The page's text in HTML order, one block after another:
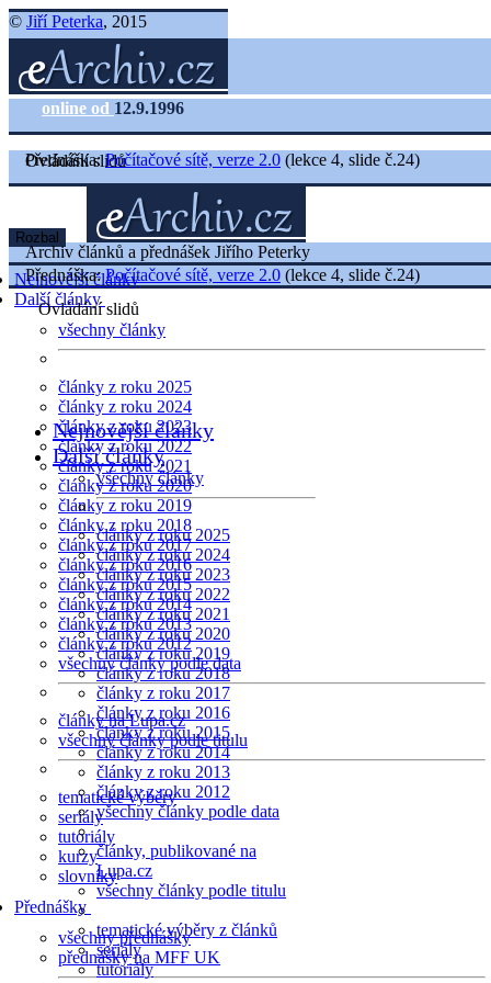
© Jiří Peterka, 2015
online od 12.9.1996
Ovládání slidů
Nejnovější články
Další články
všechny články
články z roku 2025
články z roku 2024
články z roku 2023
články z roku 2022
články z roku 2021
články z roku 2020
články z roku 2019
články z roku 2018
články z roku 2017
články z roku 2016
články z roku 2015
články z roku 2014
články z roku 2013
články z roku 2012
všechny články podle data
články na Lupa.cz
všechny články podle titulu
tematické výběry
seriály
tutoriály
kurzy
slovníky
Přednášky
všechny přednášky
přednášky na MFF UK
Přednáška:Počítačové sítě, verze 2.0 (lekce 4, slide č.24)
Rozbal
Archiv článků a přednášek Jiřího Peterky
Přednáška:Počítačové sítě, verze 2.0 (lekce 4, slide č.24)
Ovládání slidů
Nejnovější články
Další články
všechny články
články z roku 2025
články z roku 2024
články z roku 2023
články z roku 2022
články z roku 2021
články z roku 2020
články z roku 2019
články z roku 2018
články z roku 2017
články z roku 2016
články z roku 2015
články z roku 2014
články z roku 2013
články z roku 2012
všechny články podle data
články, publikované na
Lupa.cz
všechny články podle titulu
tematické výběry z článků
seriály
tutoriály